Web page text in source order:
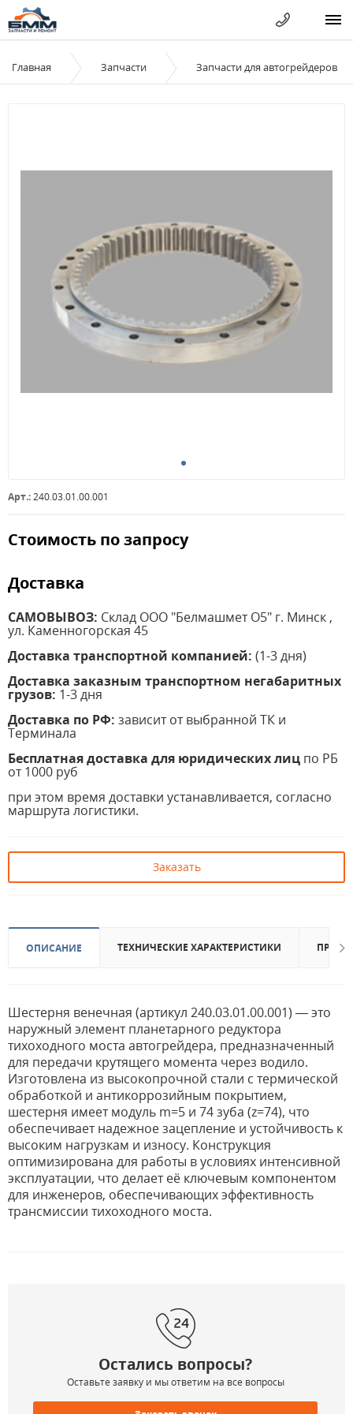
Главная Запчасти Запчасти для автогрейдеров
Арт.:240.03.01.00.001
Стоимость по запросу
Доставка
САМОВЫВОЗ: Склад ООО "Белмашмет О5" г. Минск ,
ул. Каменногорская 45
Доставка транспортной компанией: (1-3 дня)
Доставка заказным транспортном негабаритных
грузов: 1-3 дня
Доставка по РФ: зависит от выбранной ТК и
Терминала
Бесплатная доставка для юридических лиц по РБ
от 1000 руб
при этом время доставки устанавливается, согласно
маршрута логистики.
Заказать
ОПИСАНИЕ ТЕХНИЧЕСКИЕ ХАРАКТЕРИСТИКИ
Шестерня венечная (артикул 240.03.01.00.001) — это
наружный элемент планетарного редуктора
тихоходного моста автогрейдера, предназначенный
для передачи крутящего момента через водило.
Изготовлена из высокопрочной стали с термической
обработкой и антикоррозийным покрытием,
шестерня имеет модуль m=5 и 74 зуба (z=74), что
обеспечивает надежное зацепление и устойчивость к
высоким нагрузкам и износу. Конструкция
оптимизирована для работы в условиях интенсивной
эксплуатации, что делает её ключевым компонентом
для инженеров, обеспечивающих эффективность
трансмиссии тихоходного моста.
Остались вопросы?
Оставьте заявку и мы ответим на все вопросы